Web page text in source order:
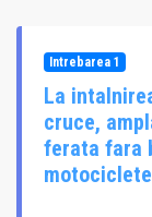
Intrebarea 1
La
cruce,
ferata fara